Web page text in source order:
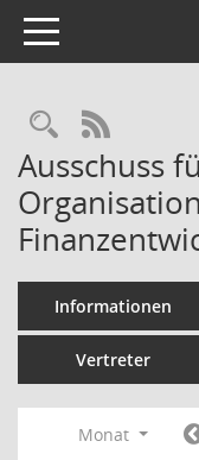
Toggle navigation
RSS-
Ausschuss
Informationen
Vertreter
Monat